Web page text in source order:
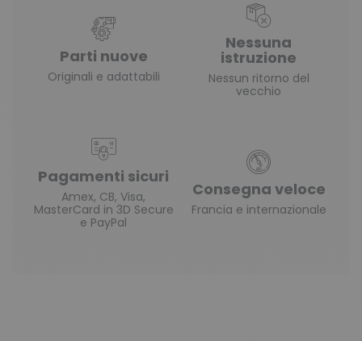
Parti nuove
Originali e adattabili
Nessuna
istruzione
Nessun ritorno del
vecchio
Pagamenti sicuri
Amex, CB, Visa,
MasterCard in 3D Secure
e PayPal
Consegna veloce
Francia e internazionale